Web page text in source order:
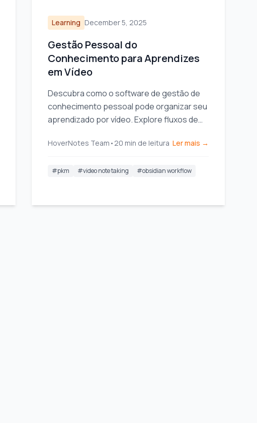
Learning December 5, 2025
Gestão Pessoal do
Conhecimento para Aprendizes
em Vídeo
Descubra como o software de gestão de
conhecimento pessoal pode organizar seu
aprendizado por vídeo. Explore fluxos de
ferramentas de PKM como Obsidian.
HoverNotes Team • 20 min de leitura Ler mais →
#pkm #video note taking #obsidian workflow